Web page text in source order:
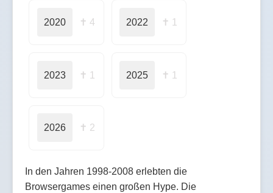
2020 ✝ 4 2022 ✝ 1
2023 ✝ 1 2025 ✝ 1
2026 ✝ 2
In den Jahren 1998-2008 erlebten die
Browsergames einen großen Hype. Die